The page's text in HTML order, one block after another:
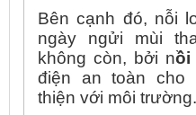
Bên cạnh đó, nỗi
ngày ngửi mùi
không còn, bởi nồi
điện an toàn cho
thiện với môi trường.